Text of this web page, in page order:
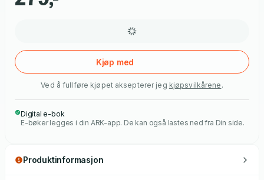
Kjøp med
Ved å fullføre kjøpet aksepterer jeg kjøpsvilkårene .
Digital e-bok
E-bøker legges i din ARK-app. De kan også lastes ned fra Din side.
Produktinformasjon